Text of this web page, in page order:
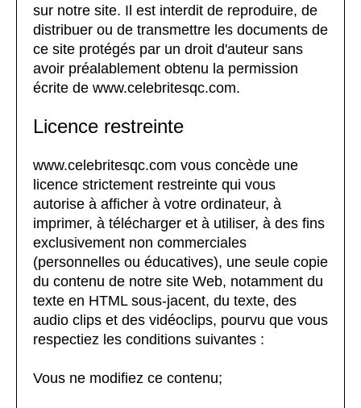
sur notre site. Il est interdit de reproduire, de
distribuer ou de transmettre les documents de
ce site protégés par un droit d'auteur sans
avoir préalablement obtenu la permission
écrite de www.celebritesqc.com.
Licence restreinte
www.celebritesqc.com vous concède une
licence strictement restreinte qui vous
autorise à afficher à votre ordinateur, à
imprimer, à télécharger et à utiliser, à des fins
exclusivement non commerciales
(personnelles ou éducatives), une seule copie
du contenu de notre site Web, notamment du
texte en HTML sous-jacent, du texte, des
audio clips et des vidéoclips, pourvu que vous
respectiez les conditions suivantes :
Vous ne modifiez ce contenu;